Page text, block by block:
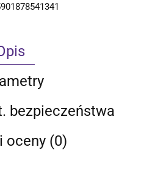
bezpieczeństwa
oceny (0)